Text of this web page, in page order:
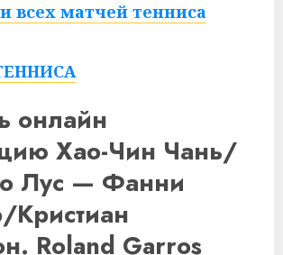
всех матчей тенниса
онлайн
Хао-Чин Чань/
Лус — Фанни
Кристиан
Roland Garros